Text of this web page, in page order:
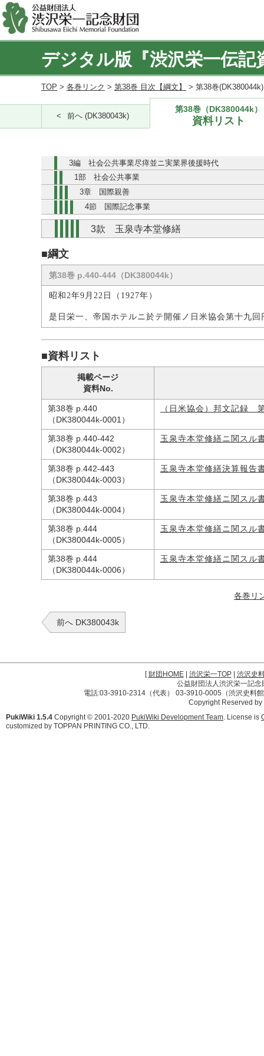
デジタル版『渋沢栄一伝記
TOP > 各巻リンク > 第38巻 目次【綱文】 > 第38巻
前へ (DK380043k)
第38巻（DK380044k）
資料リスト
3編 社会公共事業尽瘁並ニ実業界後援時代
1部 社会公共事業
3章 国際親善
4節 国際記念事業
3款 玉泉寺本堂修繕
■綱文
第38巻 p.440-444（DK380044k）
昭和2年9月22日（1927年）
是日栄一、帝国ホテルニ於テ開催ノ日米協会第十九
■資料リスト
掲載ページ
資料No.
第38巻 p.440
（DK380044k-0001）
（日米協会）邦文記録
第38巻 p.440-442
（DK380044k-0002）
玉泉寺本堂修繕ニ関スル
第38巻 p.442-443
（DK380044k-0003）
玉泉寺本堂修繕決算報告
第38巻 p.443
（DK380044k-0004）
玉泉寺本堂修繕ニ関スル
第38巻 p.444
（DK380044k-0005）
玉泉寺本堂修繕ニ関スル
第38巻 p.444
（DK380044k-0006）
玉泉寺本堂修繕ニ関スル
各巻リ
前へ DK380043k
[財団HOME| 渋沢栄一TOP| 渋沢史
公益財団法人渋沢栄一記
電話:03-3910-2314（代表） 03-3910-0005（渋沢史料
Copyright Reserved
PukiWiki 1.5.4 Copyright © 2001-2020 PukiWiki Development Team. License is
customized by TOPPAN PRINTING CO., LTD.